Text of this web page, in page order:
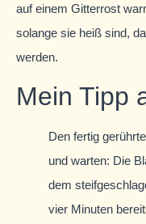
auf einem Gitterrost
solange sie heiß sind,
werden.
Mein Tipp
Den fertig
und warten: Die
dem
vier Minuten